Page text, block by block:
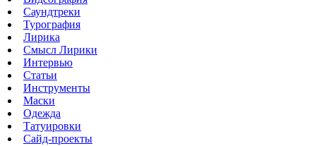
Саундтреки
Турография
Лирика
Смысл Лирики
Интервью
Статьи
Инструменты
Маски
Одежда
Татуировки
Сайд-проекты